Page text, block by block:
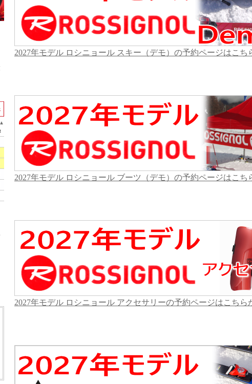
2027年モデル ロシニョール スキー（デモ）の予約ページはこち
2027年モデル ロシニョール ブーツ（デモ）の予約ページはこち
2027年モデル ロシニョール アクセサリーの予約ページはこちら
▲